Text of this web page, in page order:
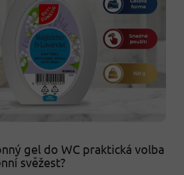
gel do WC praktická volba
svěžest?